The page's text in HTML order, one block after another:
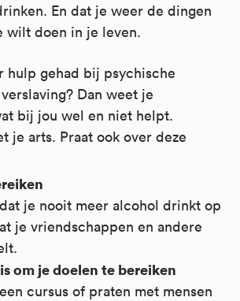
En dat je weer de dingen
wilt doen in je leven.
hulp gehad bij psychische
Dan weet je
bij jou wel en niet helpt.
je arts. Praat ook over deze
je nooit meer alcohol drinkt op
je vriendschappen en andere
om je doelen te bereiken
cursus of praten met mensen